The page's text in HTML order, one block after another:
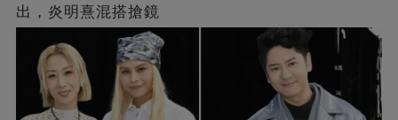
出，炎明熹混搭搶鏡